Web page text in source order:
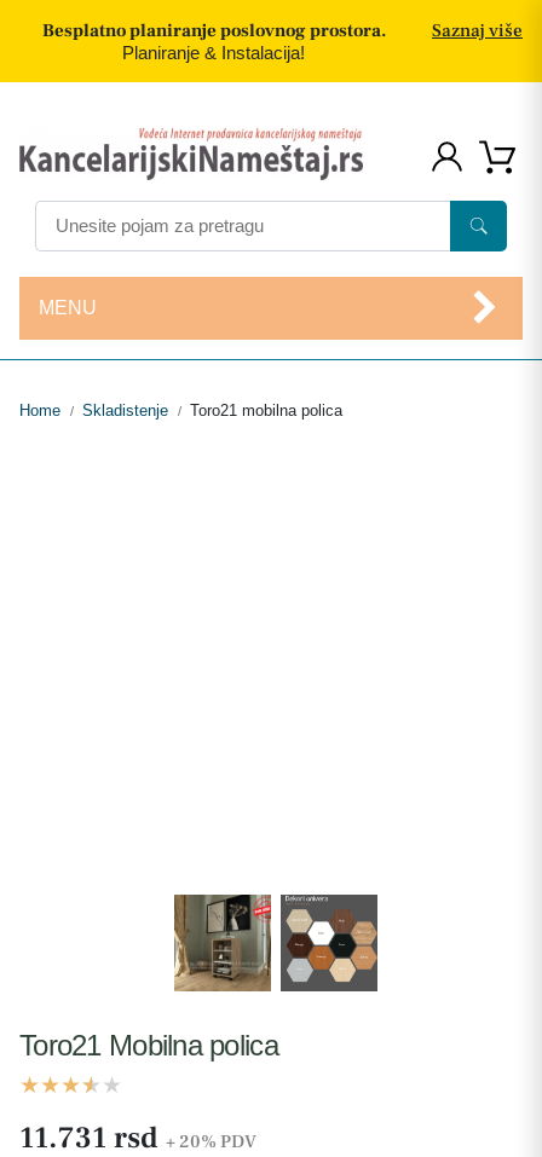
Besplatno planiranje poslovnog prostora.
Planiranje & Instalacija!
Saznaj više
MENU
Home / Skladistenje / Toro21 mobilna polica
Toro21 Mobilna polica
11.731 rsd + 20% PDV